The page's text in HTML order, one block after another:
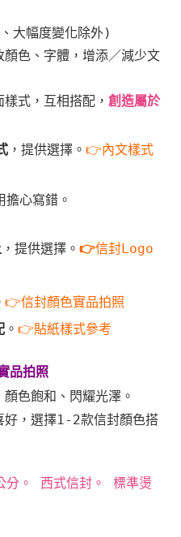
大幅度變化除外)
顏色、字體，增添／減少文
樣式，互相搭配，創造屬於
，提供選擇。👉內文樣式
擔心寫錯。
，提供選擇。👉信封Logo
👉信封顏色實品拍照
。👉貼紙樣式參考
品拍照
顏色飽和、閃耀光澤。
好，選擇1-2款信封顏色搭
分。 西式信封。 標準燙